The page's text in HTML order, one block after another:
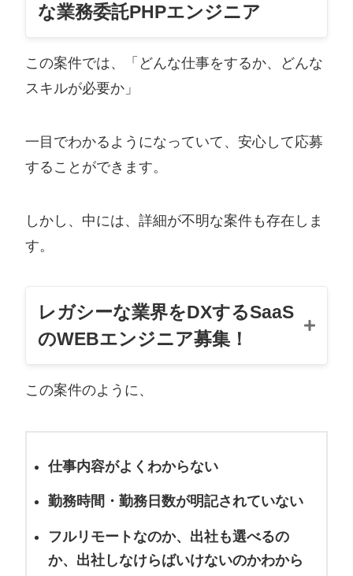
な業務委託PHPエンジニア
時給3,000 ～5,000円
職
雇
用
業務委託
事
依頼させていただくのはこれらのシステムにな
ります。
特にクライアントから指定がなければ、PHPの
<仕事の流れ>
送付。
通常はバックログ、チャットワークでタスク管
理を行っています。タスクはバックログ、細か
い仕様や相談はチャットワークでやりとりして
この案件では、「どんな仕事をするか、どんな
スキルが必要か」
一目でわかるようになっていて、安心して応募
することができます。
しかし、中には、詳細が不明な案件も存在しま
す。
レガシーな業界をDXするSaaS
のWEBエンジニア募集！
時給 2,800 ～ 3,300円
用
形
業務委託
仕 自社サービスの開発、保守運用をお任せいたし
この案件のように、
仕事内容がよくわからない
勤務時間・勤務日数が明記されていない
フルリモートなのか、出社も選べるの
か、出社しなけらばいけないのかわから